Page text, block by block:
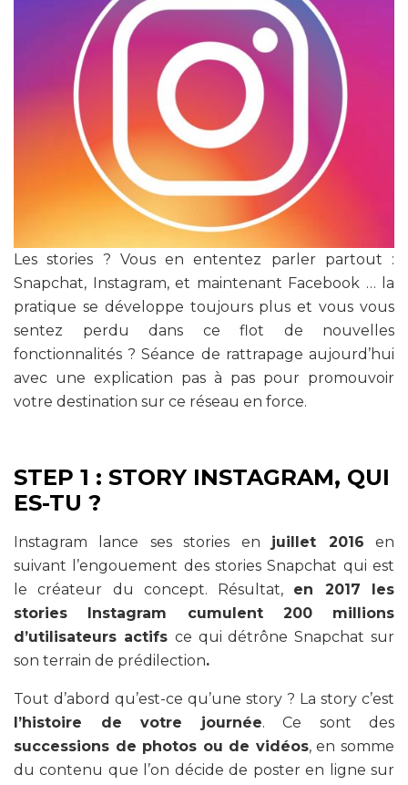
Les stories ? Vous en ententez parler partout :
Snapchat, Instagram, et maintenant Facebook … la
pratique se développe toujours plus et vous vous
sentez perdu dans ce flot de nouvelles
fonctionnalités ? Séance de rattrapage aujourd’hui
avec une explication pas à pas pour promouvoir
votre destination sur ce réseau en force.
STEP 1 : STORY INSTAGRAM, QUI
ES-TU ?
Instagram lance ses stories en juillet 2016 en
suivant l’engouement des stories Snapchat qui est
le créateur du concept. Résultat, en 2017 les
stories Instagram cumulent 200 millions
d’utilisateurs actifs ce qui détrône Snapchat sur
son terrain de prédilection.
Tout d’abord qu’est-ce qu’une story ? La story c’est
l’histoire de votre journée. Ce sont des
successions de photos ou de vidéos, en somme
du contenu que l’on décide de poster en ligne sur